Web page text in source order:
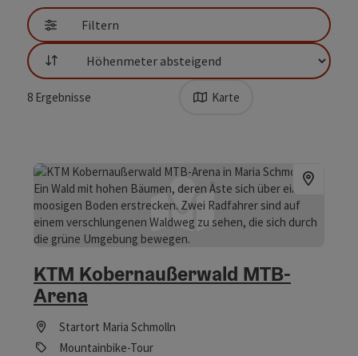
Filtern
Sortierung
8 Ergebnisse Karte
KTM Kobernaußerwald MTB-
Arena
Startort Maria Schmolln
Mountainbike-Tour